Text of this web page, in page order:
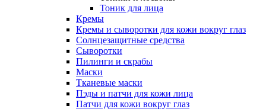
Тоник для лица
Кремы
Кремы и сыворотки для кожи вокруг глаз
Солнцезащитные средства
Сыворотки
Пилинги и скрабы
Маски
Тканевые маски
Пэды и патчи для кожи лица
Патчи для кожи вокруг глаз